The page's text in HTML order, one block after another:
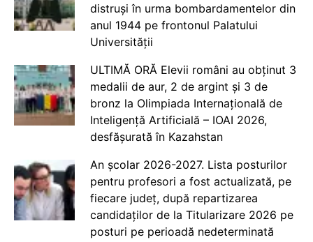
distruși în urma bombardamentelor din
anul 1944 pe frontonul Palatului
Universității
ULTIMĂ ORĂ Elevii români au obținut 3
medalii de aur, 2 de argint și 3 de
bronz la Olimpiada Internațională de
Inteligență Artificială – IOAI 2026,
desfășurată în Kazahstan
An școlar 2026-2027. Lista posturilor
pentru profesori a fost actualizată, pe
fiecare județ, după repartizarea
candidaților de la Titularizare 2026 pe
posturi pe perioadă nedeterminată